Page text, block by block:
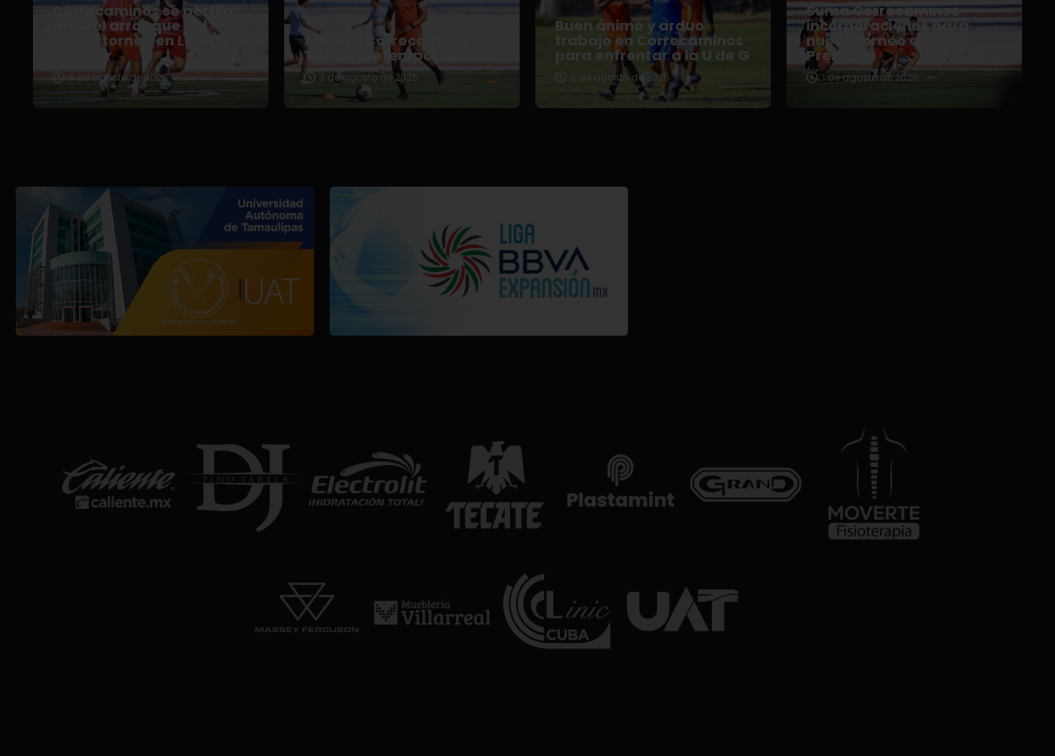
Correcaminos se perfila
para el arranque del
nuevo torneo en Liga
Premier
5 de agosto de 2026
Afianza Correcaminos
TDP su pretemporada
3 de agosto de 2026
Buen ánimo y arduo
trabajo en Correcaminos
para enfrentar a la U de G
2 de agosto de 2026
Suma Correcaminos
incorporaciones para
nuevo torneo en Liga
Premier
1 de agosto de 2026